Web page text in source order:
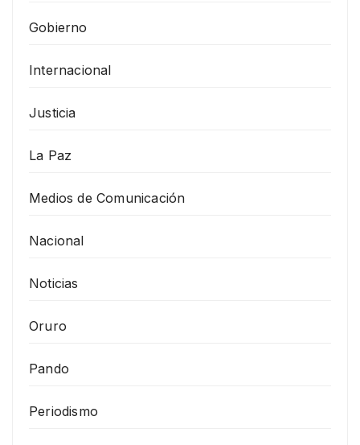
Gobierno
Internacional
Justicia
La Paz
Medios de Comunicación
Nacional
Noticias
Oruro
Pando
Periodismo